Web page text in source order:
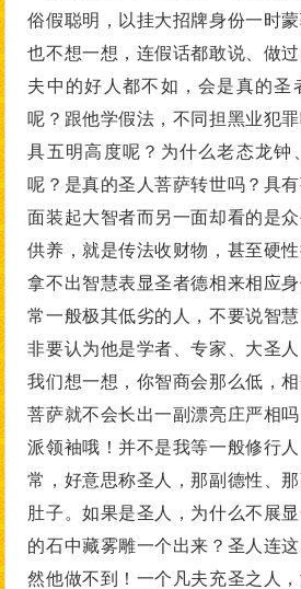
俗假聪明，以挂大招牌身份一时
也不想一想，连假话都敢说、做
夫中的好人都不如，会是真的圣
呢？跟他学假法，不同担黑业犯
具五明高度呢？为什么老态龙钟
呢？是真的圣人菩萨转世吗？具
面装起大智者而另一面却看的是
供养，就是传法收财物，甚至硬性
拿不出智慧表显圣者德相来相应
常一般极其低劣的人，不要说智慧
非要认为他是学者、专家、大圣人
我们想一想，你智商会那么低，
菩萨就不会长出一副漂亮庄严相
派领袖哦！并不是我等一般修行
常，好意思称圣人，那副德性、
肚子。如果是圣人，为什么不展
的石中藏雾雕一个出来？圣人连
然他做不到！一个凡夫充圣之人